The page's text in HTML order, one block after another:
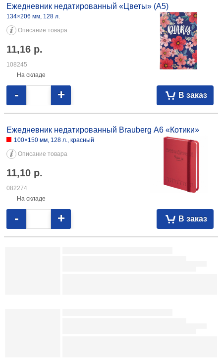
На складе
В заказ
- +
Ежедневник недатированный Meshu (А5)
145×215 мм, 136 л., Cat Walk. Purple Rebel
24,80р.
В наличии
В заказ
- +
Ежедневник недатированный «Цветы» (А5)
134×206 мм, 128 л.
11,16р.